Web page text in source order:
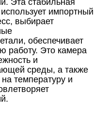
Эта стабильная
импортный
выбирает
обеспечивает
работу. Это камера
и
среды, а также
температуру и